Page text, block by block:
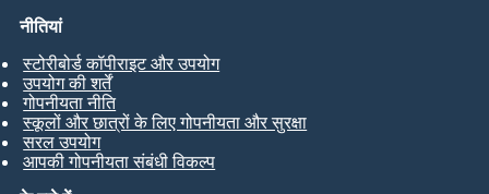
नीतियां
स्टोरीबोर्ड कॉपीराइट और उपयोग
उपयोग की शर्तें
गोपनीयता नीति
स्कूलों और छात्रों के लिए गोपनीयता और सुरक्षा
सरल उपयोग
आपकी गोपनीयता संबंधी विकल्प